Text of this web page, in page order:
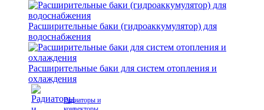
Расширительные баки (гидроаккумулятор) для
водоснабжения
Расширительные баки для систем отопления и
охлаждения
Радиаторы и